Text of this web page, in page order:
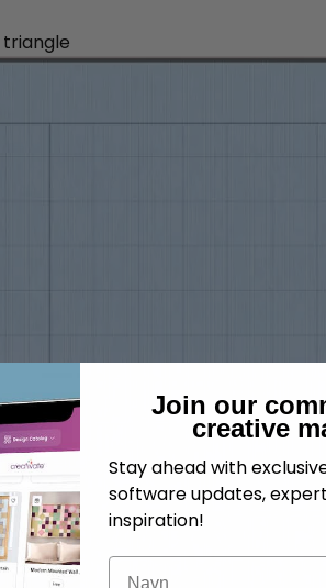
Join our
creative
Stay ahead with
software updates,
inspiration!
Navn